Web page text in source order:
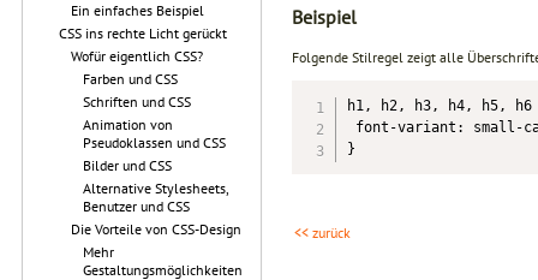
Ein einfaches Beispiel
CSS ins rechte Licht gerückt
Wofür eigentlich CSS?
Farben und CSS
Schriften und CSS
Animation von
Pseudoklassen und CSS
Bilder und CSS
Alternative Stylesheets,
Benutzer und CSS
Die Vorteile von CSS-Design
Mehr
Gestaltungsmöglichkeiten
Beispiel
Folgende Stilregel zeigt alle
h1, h2, h3, h4, h5,
font-variant: small-
}
<< zurück